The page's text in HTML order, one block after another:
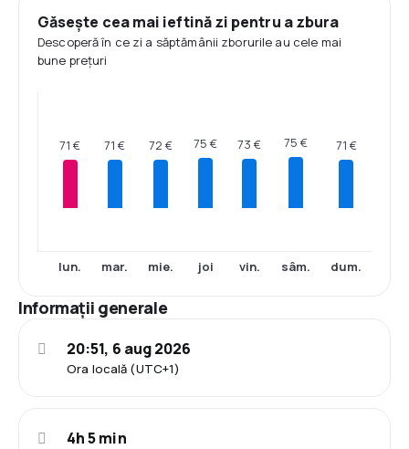
Găsește cea mai ieftină zi pentru a zbura
Descoperă în ce zi a săptămânii zborurile au cele mai
bune prețuri
71 €
lun.
71 €
mar.
72 €
mie.
75 €
joi
73 €
vin.
75 €
sâm.
71 €
dum.
Informații generale
Ora locală (UTC+1)
20:51, 6 aug 2026
4h 5 min